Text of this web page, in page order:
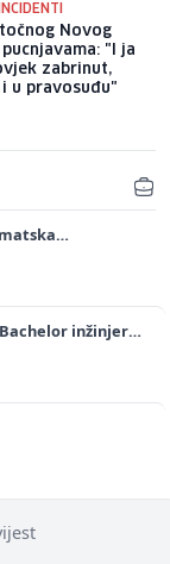
Novog
"I ja
zabrinut,
u pravosuđu"
inžinjer